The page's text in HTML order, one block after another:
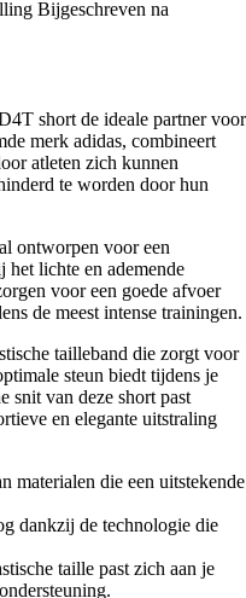
Bijgeschreven na
short de ideale partner voor
merk adidas, combineert
atleten zich kunnen
te worden door hun
ontworpen voor een
lichte en ademende
voor een goede afvoer
de meest intense trainingen.
tailleband die zorgt voor
steun biedt tijdens je
snit van deze short past
en elegante uitstraling
materialen die een uitstekende
dankzij de technologie die
taille past zich aan je